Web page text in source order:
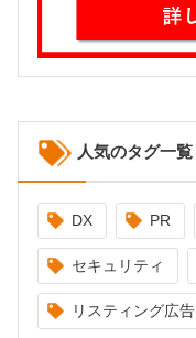
人気のタグ一覧
DX PR
セキュリティ
リスティング広告